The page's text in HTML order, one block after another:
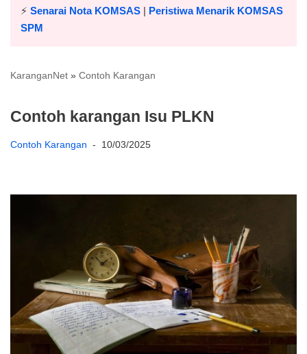
⚡️ Senarai Nota KOMSAS | Peristiwa Menarik KOMSAS
SPM
KaranganNet » Contoh Karangan
Contoh karangan Isu PLKN
Contoh Karangan 10/03/2025